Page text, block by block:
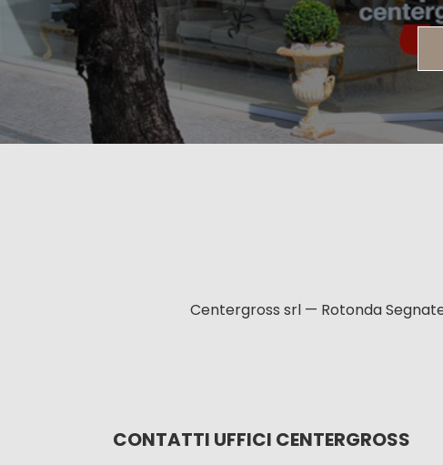
Centergross srl — Rotonda
CONTATTI UFFICI CENTERGROSS